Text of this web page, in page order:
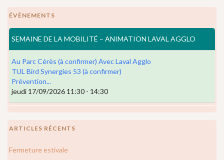
ÉVÈNEMENTS
SEMAINE DE LA MOBILITÉ – ANIMATION LAVAL AGGLO
Au Parc Cérès (à confirmer) Avec Laval Agglo
TUL Bird Synergies 53 (à confirmer)
Prévention...
jeudi 17/09/2026 11:30 - 14:30
ARTICLES RÉCENTS
Fermeture estivale